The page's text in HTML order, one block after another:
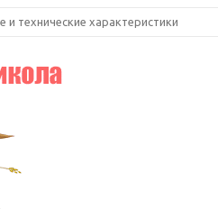
и технические характеристики